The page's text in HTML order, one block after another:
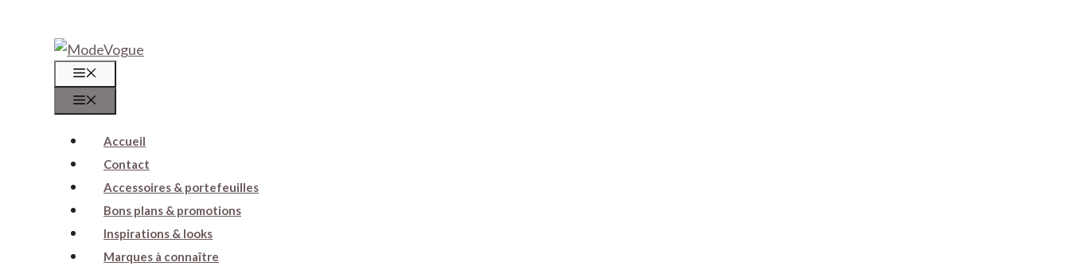
Aller
contenu
Accueil
Contact
Accessoires & portefeuilles
Bons plans & promotions
Inspirations & looks
Marques à connaître